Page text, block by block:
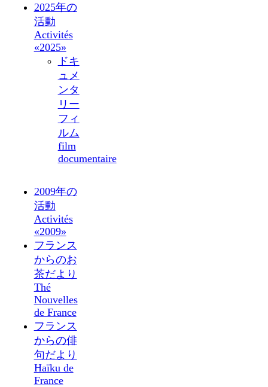
2025年の
活動
Activités
«2025»
ドキ
ュメ
ンタ
リー
フィ
ルム
film
documentaire
2009年の
活動
Activités
«2009»
フランス
からのお
茶だより
Thé
Nouvelles
de France
フランス
からの俳
句だより
Haïku de
France